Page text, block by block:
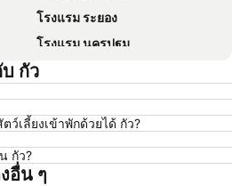
โรงแรม ระยอง
โรงแรม นครปฐม
โรงแรม ซินยี่
โรงแรม ศรีราชา
โรงแรม นครนายก
โรงแรม ฮ่องกง
กัว
เลี้ยงเข้าพักด้วยได้ กัว?
กัว?
อื่น ๆ